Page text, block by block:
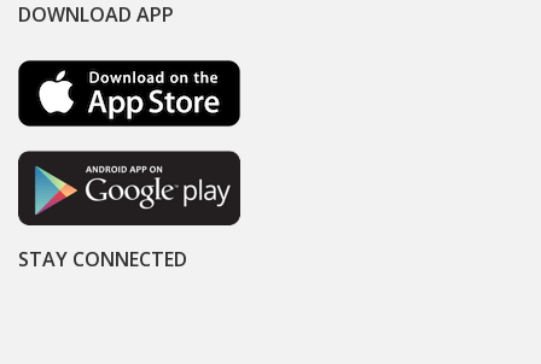
DOWNLOAD APP
STAY CONNECTED